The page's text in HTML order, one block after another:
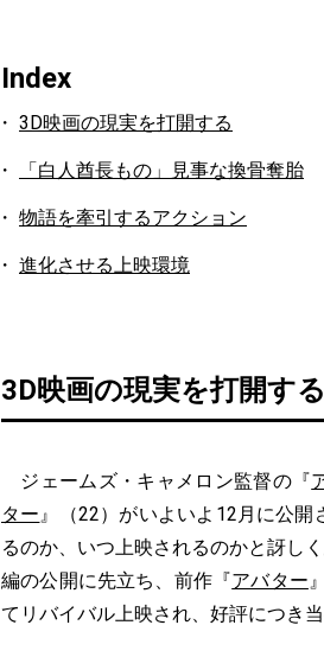
Index
3D映画の現実を打開する
「白人酋長もの」見事な換骨奪胎
物語を牽引するアクション
進化させる上映環境
3D映画の現実を打開する
ジェームズ・キャメロン監督の『
ター』（22）がいよいよ12月に公
るのか、いつ上映されるのかと訝し
編の公開に先立ち、前作『アバター
てリバイバル上映され、好評につき